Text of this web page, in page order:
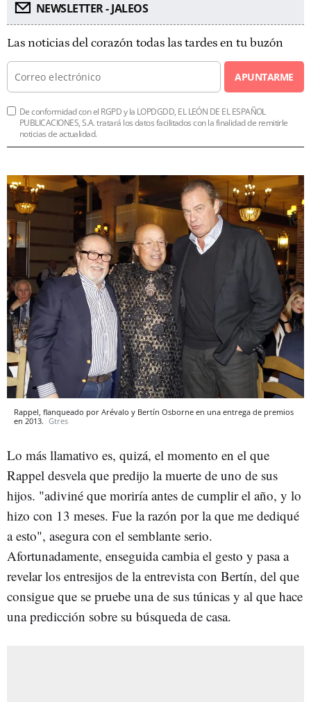
NEWSLETTER - JALEOS
Las noticias del corazón todas las tardes en tu buzón
APUNTARME
De conformidad con el RGPD y la LOPDGDD, EL LEÓN DE EL ESPAÑOL
PUBLICACIONES, S.A. tratará los datos facilitados con la finalidad de remitirle
noticias de actualidad.
Rappel, flanqueado por Arévalo y Bertín Osborne en una entrega de premios
en 2013. Gtres
Lo más llamativo es, quizá, el momento en el que
Rappel desvela que predijo la muerte de uno de sus
hijos. "adiviné que moriría antes de cumplir el año, y lo
hizo con 13 meses. Fue la razón por la que me dediqué
a esto", asegura con el semblante serio.
Afortunadamente, enseguida cambia el gesto y pasa a
revelar los entresijos de la entrevista con Bertín, del que
consigue que se pruebe una de sus túnicas y al que hace
una predicción sobre su búsqueda de casa.